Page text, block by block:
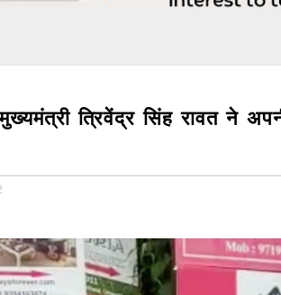
मुख्यमंत्री त्रिवेंद्र सिंह रावत ने